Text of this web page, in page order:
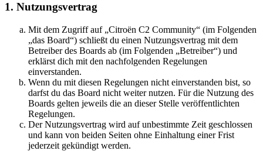
1. Nutzungsvertrag
Mit dem Zugriff auf „Citroën C2 Community“ (im Folgenden
„das Board“) schließt du einen Nutzungsvertrag mit dem
Betreiber des Boards ab (im Folgenden „Betreiber“) und
erklärst dich mit den nachfolgenden Regelungen
einverstanden.
Wenn du mit diesen Regelungen nicht einverstanden bist, so
darfst du das Board nicht weiter nutzen. Für die Nutzung des
Boards gelten jeweils die an dieser Stelle veröffentlichten
Regelungen.
Der Nutzungsvertrag wird auf unbestimmte Zeit geschlossen
und kann von beiden Seiten ohne Einhaltung einer Frist
jederzeit gekündigt werden.